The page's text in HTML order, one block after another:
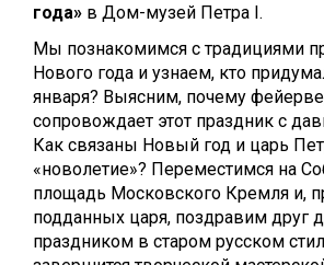
года» в Дом-музей Петра I.
Мы познакомимся с традициями
Нового года и узнаем, кто
января? Выясним, почему
сопровождает этот праздник с
Как связаны Новый год и царь
«новолетие»? Переместимся на
площадь Московского Кремля и,
подданных царя, поздравим друг
праздником в старом русском